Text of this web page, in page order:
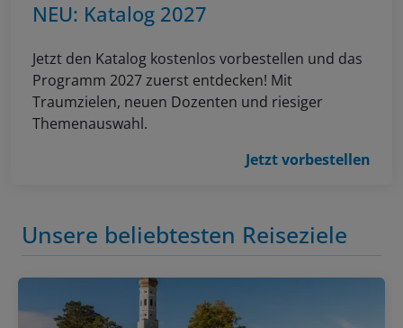
NEU: Katalog 2027
Jetzt den Katalog kostenlos vorbestellen und das
Programm 2027 zuerst entdecken! Mit
Traumzielen, neuen Dozenten und riesiger
Themenauswahl.
Jetzt vorbestellen
Unsere beliebtesten Reiseziele